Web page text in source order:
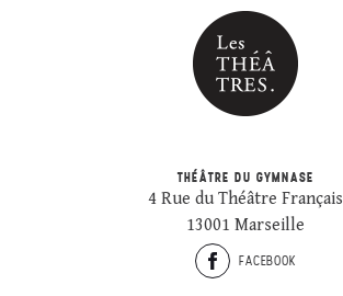
THÉÂTRE DU GYMNASE
4 Rue du Théâtre Français
13001 Marseille
FACEBOOK